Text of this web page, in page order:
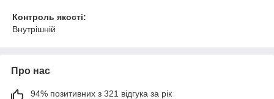
Контроль якості:
Внутрішній
Про нас
94% позитивних з 321 відгука за рік